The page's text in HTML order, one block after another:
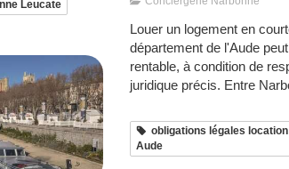
Leucate
Louer un logement en
département de l'Aude
rentable, à condition de
juridique précis. Entre
obligations légales
Aude